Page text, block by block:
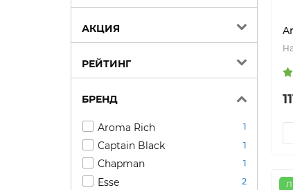
АКЦИЯ
РЕЙТИНГ
БРЕНД
Aroma Rich 1
Captain Black 1
Chapman 1
Esse 2